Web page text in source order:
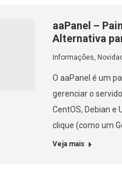
aaPanel –
Alternativa
Informações,
O aaPanel é um
gerenciar o
CentOS, Debian e
clique (como um
Veja mais